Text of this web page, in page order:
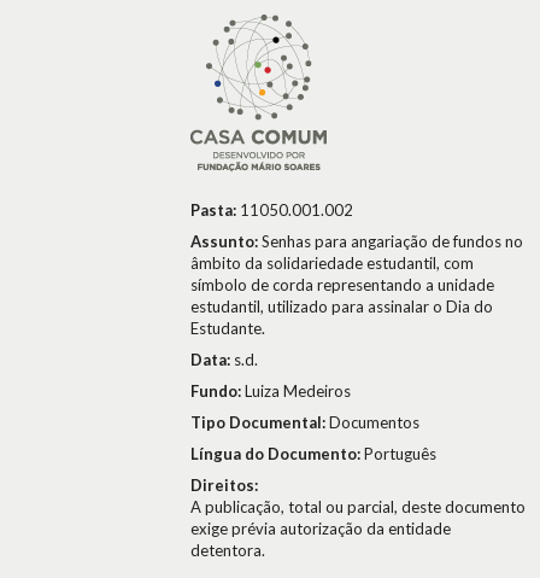
Pasta: 11050.001.002
Assunto:Senhas para angariação de fundos no
âmbito da solidariedade estudantil, com
símbolo de corda representando a unidade
estudantil, utilizado para assinalar o Dia do
Estudante.
Data: s.d.
Fundo:Luiza Medeiros
Tipo Documental:Documentos
Língua do Documento:Português
Direitos:
A publicação, total ou parcial, deste documento
exige prévia autorização da entidade
detentora.